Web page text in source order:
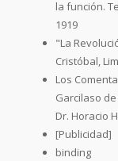
la función.
1919
"La
Cristóbal,
Los
Garcilaso
Dr. Horacio
[Publicidad]
binding